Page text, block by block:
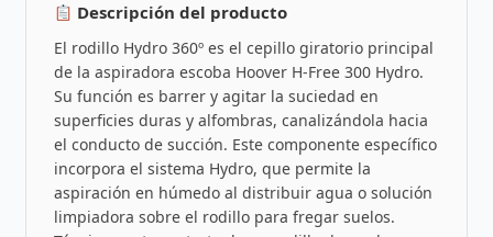
Descripción del producto
El rodillo Hydro 360º es el cepillo giratorio principal
de la aspiradora escoba Hoover H-Free 300 Hydro.
Su función es barrer y agitar la suciedad en
superficies duras y alfombras, canalizándola hacia
el conducto de succión. Este componente específico
incorpora el sistema Hydro, que permite la
aspiración en húmedo al distribuir agua o solución
limpiadora sobre el rodillo para fregar suelos.